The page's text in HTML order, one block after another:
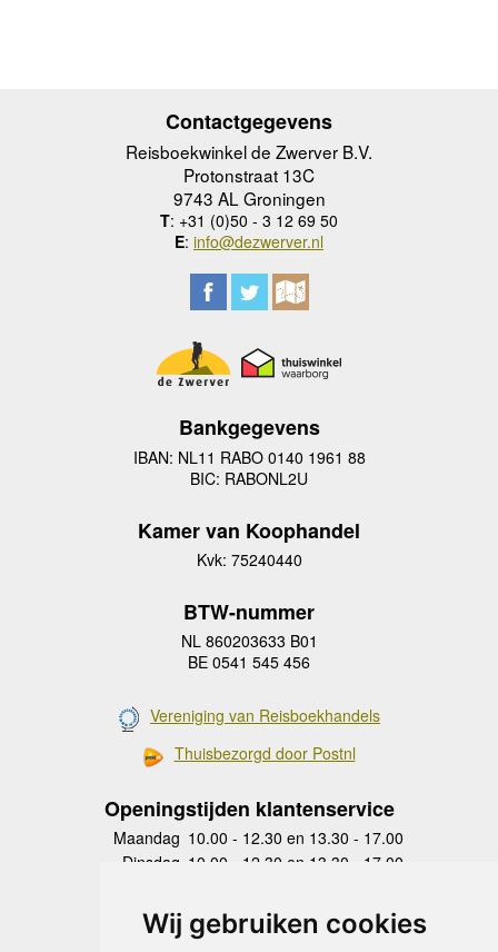
Wij gebruiken cookies
Contactgegevens
Reisboekwinkel de Zwerver B.V.
Protonstraat 13C
9743 AL Groningen
T: +31 (0)50 - 3 12 69 50
E: info@dezwerver.nl
Bankgegevens
IBAN: NL11 RABO 0140 1961 88
BIC: RABONL2U
Kamer van Koophandel
Kvk: 75240440
BTW-nummer
NL 860203633 B01
BE 0541 545 456
Vereniging van Reisboekhandels
Thuisbezorgd door Postnl
Openingstijden klantenservice
Maandag 10.00 - 12.30 en 13.30 - 17.00
Dinsdag 10.00 - 12.30 en 13.30 - 17.00
Donderdag
10.00 - 12.30 en 13.30 - 17.00
Vrijdag 10.00 - 12.30 en 13.30 - 17.00